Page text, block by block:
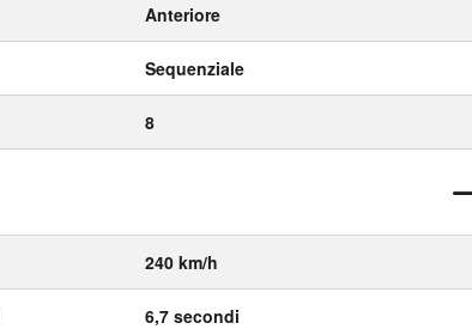
Anteriore
Sequenziale
8
240 km/h
6,7 secondi